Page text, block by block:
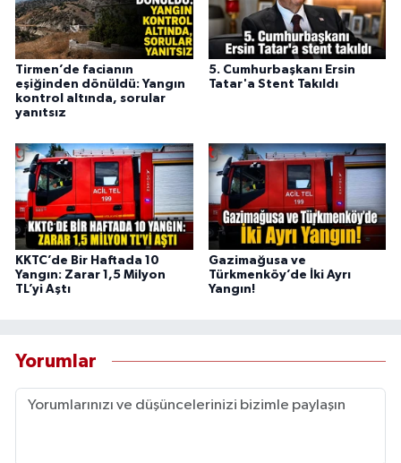
Tirmen’de facianın
eşiğinden dönüldü: Yangın
kontrol altında, sorular
yanıtsız
5. Cumhurbaşkanı Ersin
Tatar'a Stent Takıldı
KKTC’de Bir Haftada 10
Yangın: Zarar 1,5 Milyon
TL’yi Aştı
Gazimağusa ve
Türkmenköy’de İki Ayrı
Yangın!
Yorumlar